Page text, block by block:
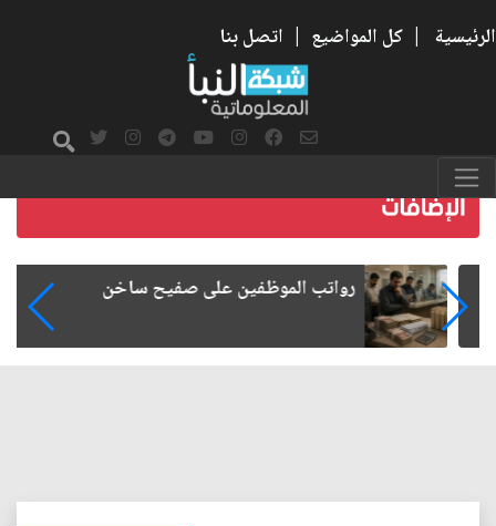
الرئيسية | كل المواضيع | اتصل بنا
رواتب الموظفين على صفيح ساخن